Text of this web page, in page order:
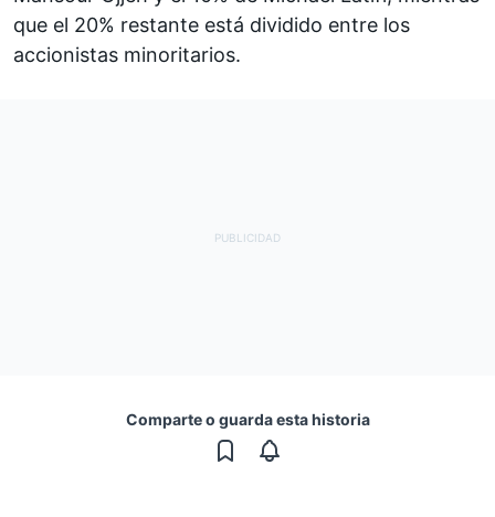
que el 20% restante está dividido entre los
accionistas minoritarios.
Comparte o guarda esta historia